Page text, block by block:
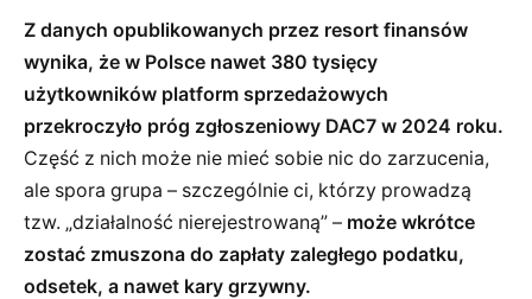
Z danych opublikowanych przez resort finansów
wynika, że w Polsce nawet 380 tysięcy
użytkowników platform sprzedażowych
przekroczyło próg zgłoszeniowy DAC7 w 2024 roku.
Część z nich może nie mieć sobie nic do zarzucenia,
ale spora grupa – szczególnie ci, którzy prowadzą
tzw. „działalność nierejestrowaną” – może wkrótce
zostać zmuszona do zapłaty zaległego podatku,
odsetek, a nawet kary grzywny.